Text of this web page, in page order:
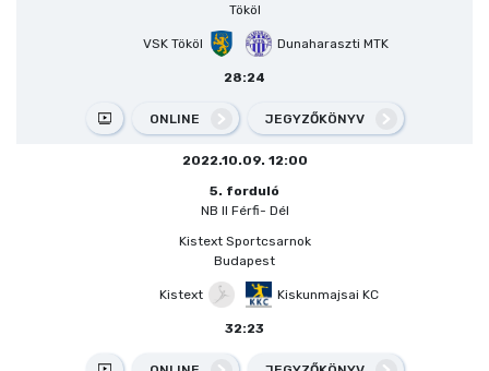
Tököl
VSK Tököl Dunaharaszti MTK
28:24
ONLINE JEGYZŐKÖNYV
2022.10.09. 12:00
5. forduló
NB II Férfi- Dél
Kistext Sportcsarnok
Budapest
Kistext Kiskunmajsai KC
32:23